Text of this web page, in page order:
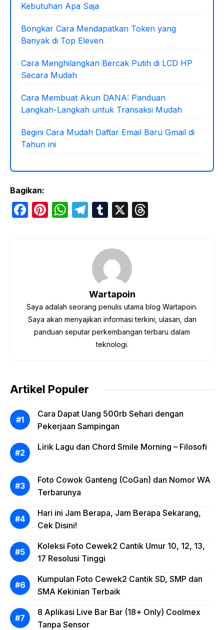
Kebutuhan Apa Saja
Bongkar Cara Mendapatkan Token yang
Banyak di Top Eleven
Cara Menghilangkan Bercak Putih di LCD HP
Secara Mudah
Cara Membuat Akun DANA: Panduan
Langkah-Langkah untuk Transaksi Mudah
Begini Cara Mudah Daftar Email Baru Gmail di
Tahun ini
Bagikan:
F
o
k
Pi W
p
T
gr
a
m
T
bl
X
Wartapoin
Saya adalah seorang penulis utama blog Wartapoin.
Saya akan menyajikan informasi terkini, ulasan, dan
panduan seputar perkembangan terbaru dalam
teknologi.
Artikel Populer
Cara Dapat Uang 500rb Sehari dengan
Pekerjaan Sampingan
Lirik Lagu dan Chord Smile Morning – Filosofi
Foto Cowok Ganteng (CoGan) dan Nomor WA
Terbarunya
Hari ini Jam Berapa, Jam Berapa Sekarang,
Cek Disini!
Koleksi Foto Cewek2 Cantik Umur 10, 12, 13,
17 Resolusi Tinggi
Kumpulan Foto Cewek2 Cantik SD, SMP dan
SMA Kekinian Terbaik
8 Aplikasi Live Bar Bar (18+ Only) Coolmex
Tanpa Sensor